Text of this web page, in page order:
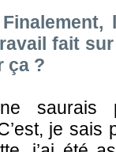
fait
ça ?
saurais
je sais